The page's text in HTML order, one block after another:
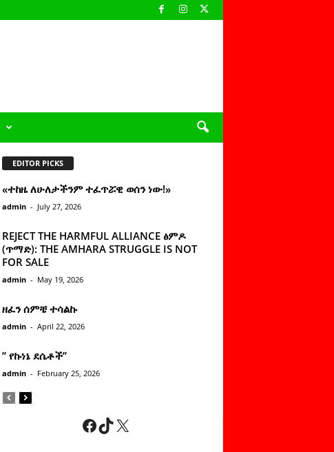
EDITOR PICKS
«ተከዜ ለሁለታችንም ተፈጥሯዊ ወሰን ነው!»
admin - July 27, 2026
REJECT THE HARMFUL ALLIANCE ፅምዶ
(ጥማድ): THE AMHARA STRUGGLE IS NOT
FOR SALE
admin - May 19, 2026
ዘፈን ሰምቼ ተሳልኩ
admin - April 22, 2026
” የኩነኔ ደሴቶች’’
admin - February 25, 2026
Facebook
TikTok
X